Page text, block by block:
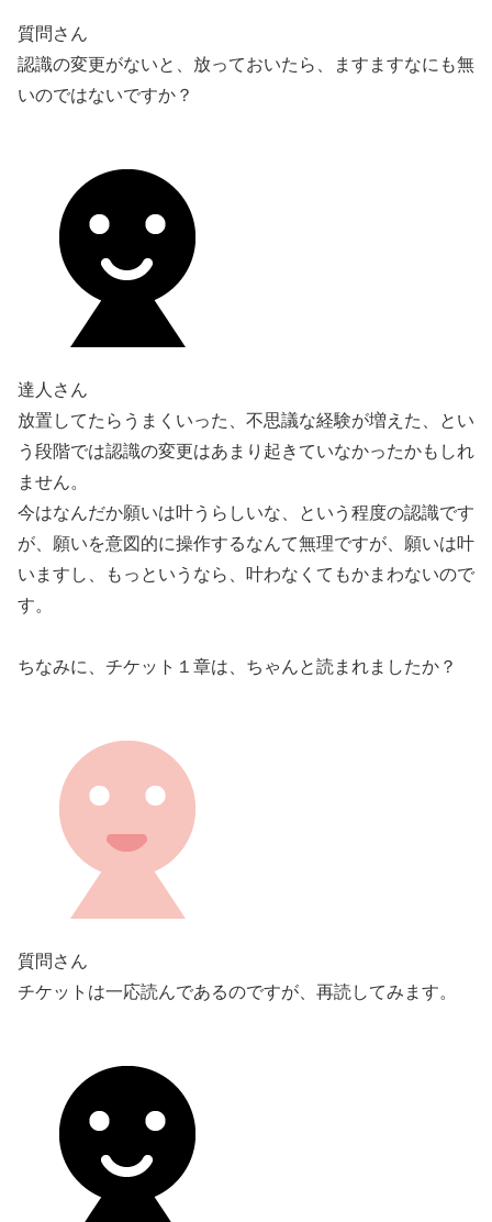
質問さん
認識の変更がないと、放っておいたら、ますますなにも無
いのではないですか？
達人さん
放置してたらうまくいった、不思議な経験が増えた、とい
う段階では認識の変更はあまり起きていなかったかもしれ
ません。
今はなんだか願いは叶うらしいな、という程度の認識です
が、願いを意図的に操作するなんて無理ですが、願いは叶
いますし、もっというなら、叶わなくてもかまわないので
す。
ちなみに、チケット１章は、ちゃんと読まれましたか？
質問さん
チケットは一応読んであるのですが、再読してみます。